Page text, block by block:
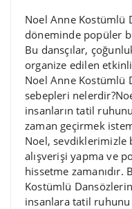
Noel Anne Kostümlü
döneminde popüler
Bu dansçılar,
organize edilen
Noel Anne Kostümlü
sebepleri
insanların tatil
zaman geçirmek
Noel, sevdiklerimizle
alışverişi yapma ve
hissetme zamanıdır.
Kostümlü
insanlara tatil ruhunu